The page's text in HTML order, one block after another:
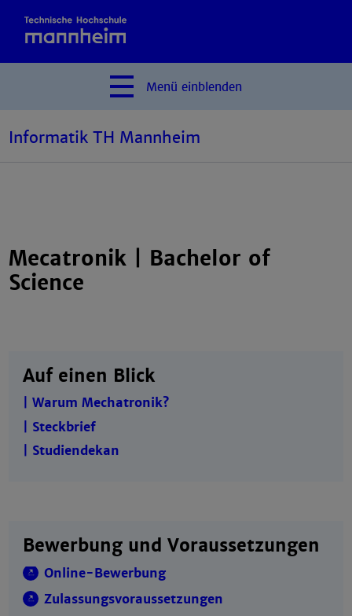
Menü einblenden
Informatik TH Mannheim
Mecatronik | Bachelor of
Science
Auf einen Blick
| Warum Mechatronik?
| Steckbrief
| Studiendekan
Bewerbung und Voraussetzungen
Online-Bewerbung
Zulassungsvoraussetzungen